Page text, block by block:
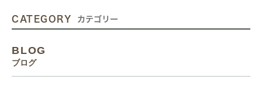
CATEGORY カテゴリー
BLOG
ブログ